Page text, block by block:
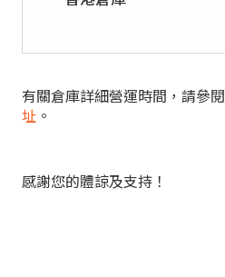
有關倉庫詳細營運時間，請參閱
址 。
感謝您的體諒及支持！